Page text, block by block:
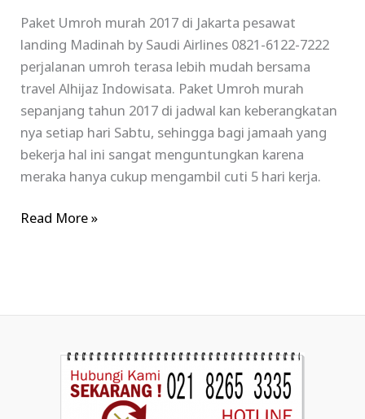
Paket Umroh murah 2017 di Jakarta pesawat
landing Madinah by Saudi Airlines 0821-6122-7222
perjalanan umroh terasa lebih mudah bersama
travel Alhijaz Indowisata. Paket Umroh murah
sepanjang tahun 2017 di jadwal kan keberangkatan
nya setiap hari Sabtu, sehingga bagi jamaah yang
bekerja hal ini sangat menguntungkan karena
meraka hanya cukup mengambil cuti 5 hari kerja.
Read More »